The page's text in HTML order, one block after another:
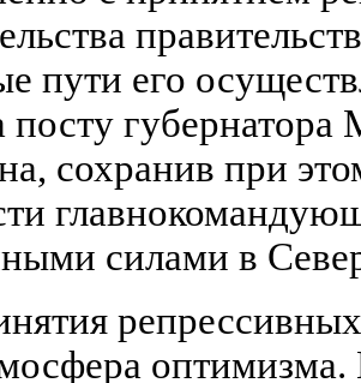
пути его
губернатора
сохранив при
силами в